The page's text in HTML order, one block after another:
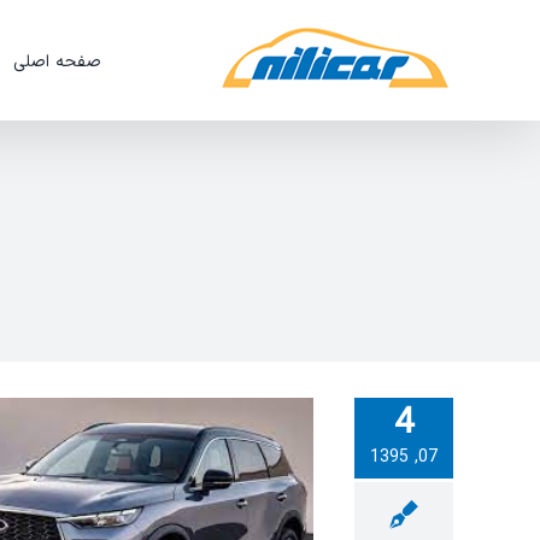
صفحه اصلی
4
07, 1395
ویدئو:فعال کردن آپشن Auto Driver